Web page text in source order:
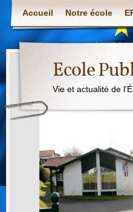
Accueil Notre école
Ecole
Vie et actualité de